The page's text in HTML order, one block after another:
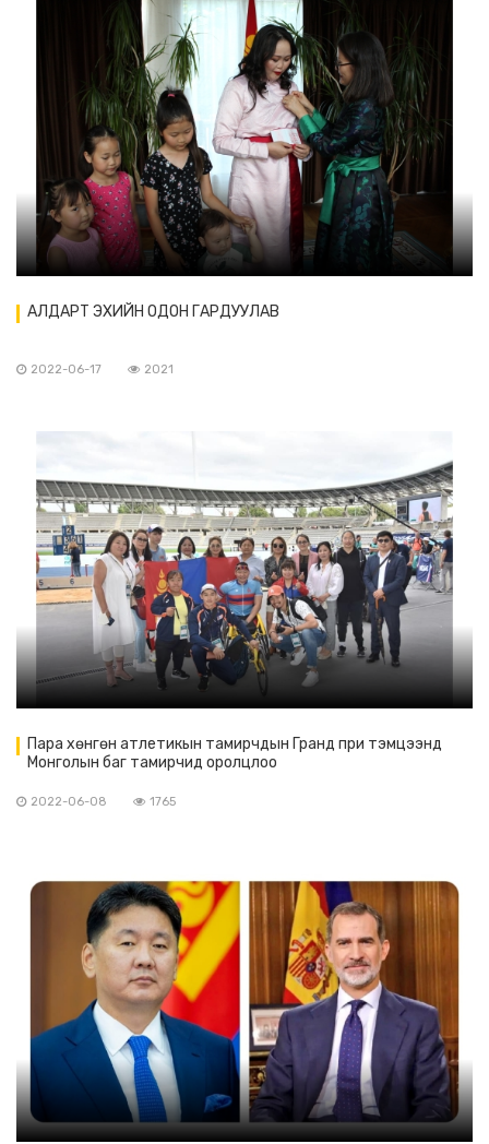
АЛДАРТ ЭХИЙН ОДОН ГАРДУУЛАВ
2022-06-17 2021
Пара хөнгөн атлетикын тамирчдын Гранд при тэмцээнд
Монголын баг тамирчид оролцлоо
2022-06-08 1765